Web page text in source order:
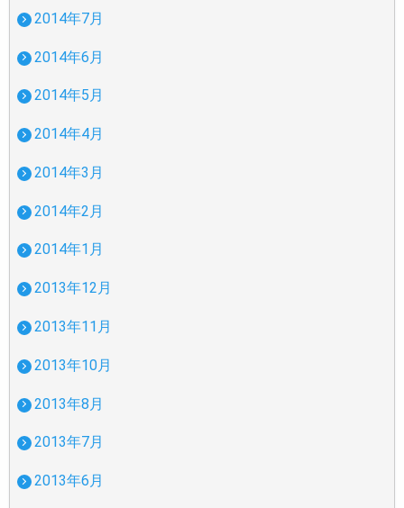
2014年7月
2014年6月
2014年5月
2014年4月
2014年3月
2014年2月
2014年1月
2013年12月
2013年11月
2013年10月
2013年8月
2013年7月
2013年6月